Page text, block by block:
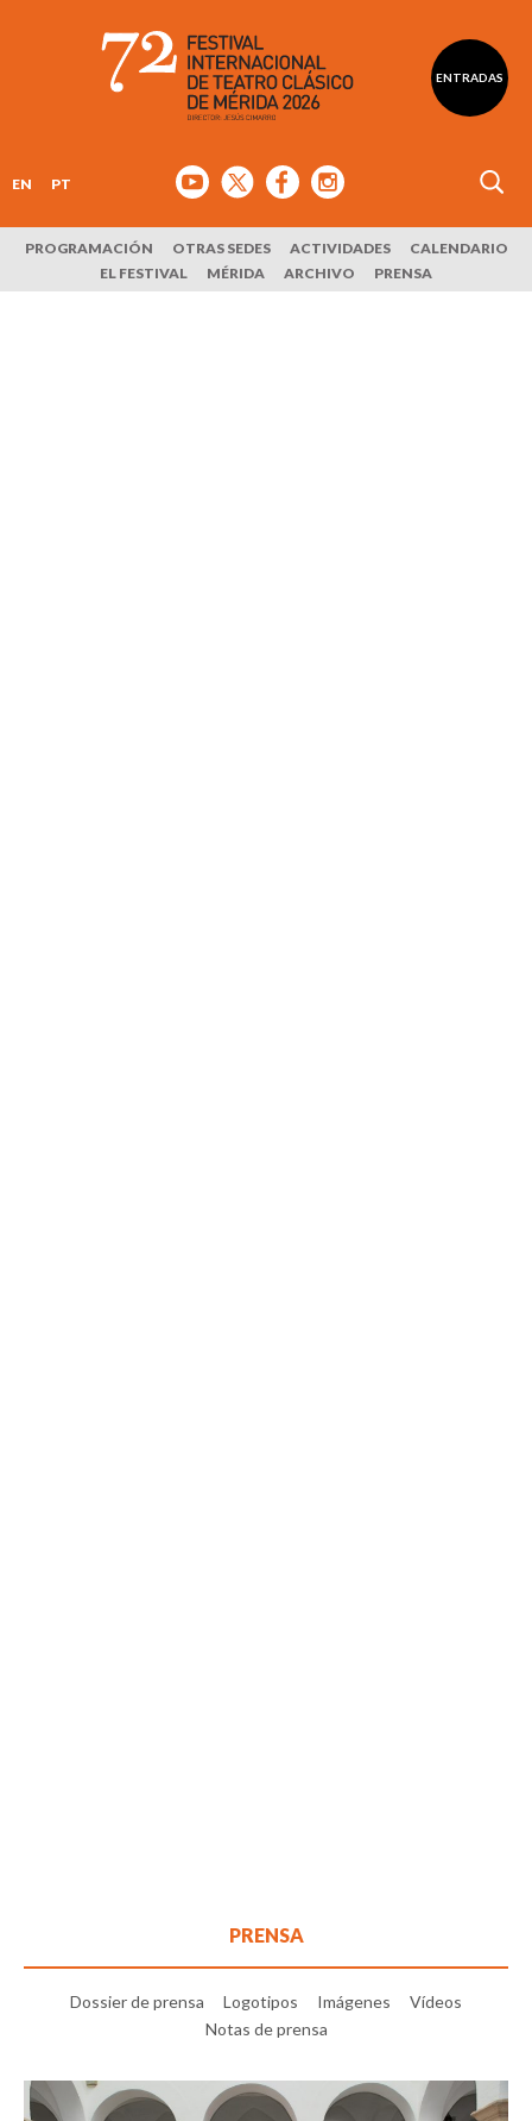
ENTRADAS
EN PT
PROGRAMACIÓN OTRAS SEDES ACTIVIDADES
CALENDARIO
EL FESTIVAL
MÉRIDA ARCHIVO PRENSA
PRENSA
Dossier de prensa Logotipos Imágenes
Vídeos
Notas de prensa